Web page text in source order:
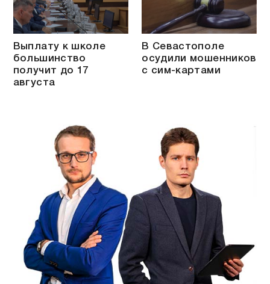
Выплату к школе
большинство
получит до 17
августа
В Севастополе
осудили мошенников
с сим-картами